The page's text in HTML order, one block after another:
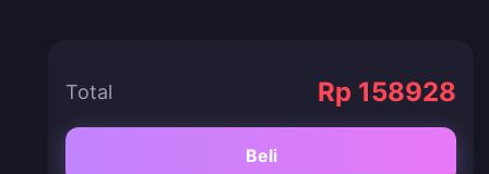
Total Rp 158928
Beli